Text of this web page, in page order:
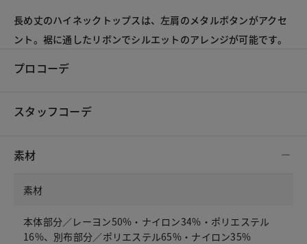
長め丈のハイネックトップスは、左肩のメタルボタンがアクセ
ント。裾に通したリボンでシルエットのアレンジが可能です。
プロコーデ
スタッフコーデ
素材
素材
本体部分／レーヨン50%・ナイロン34%・ポリエステル
16%、別布部分／ポリエステル65%・ナイロン35%